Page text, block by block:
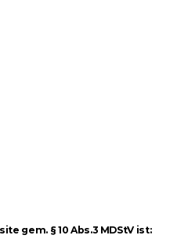
gem. § 10 Abs.3 MDStV ist: